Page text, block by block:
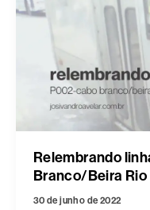
Relembrando
Branco/Beira Rio
30 de junho de 2022